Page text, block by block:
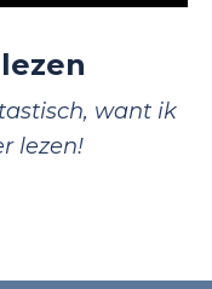
want ik
lezen!